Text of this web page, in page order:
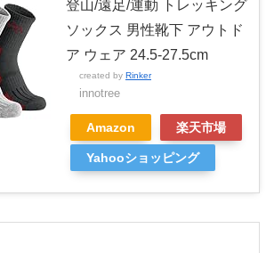
登山/遠足/運動 トレッキング
ソックス 男性靴下 アウトド
ア ウェア 24.5-27.5cm
created by Rinker
innotree
Amazon 楽天市場
Yahooショッピング